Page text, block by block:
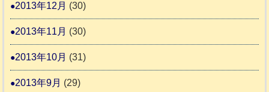
2013年12月 (30)
2013年11月 (30)
2013年10月 (31)
2013年9月 (29)